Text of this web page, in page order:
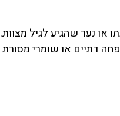
או נער שהגיע לגיל מצוות.
דתיים או שומרי מסורת